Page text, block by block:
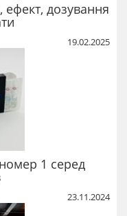
дозування
19.02.2025
1 серед
23.11.2024